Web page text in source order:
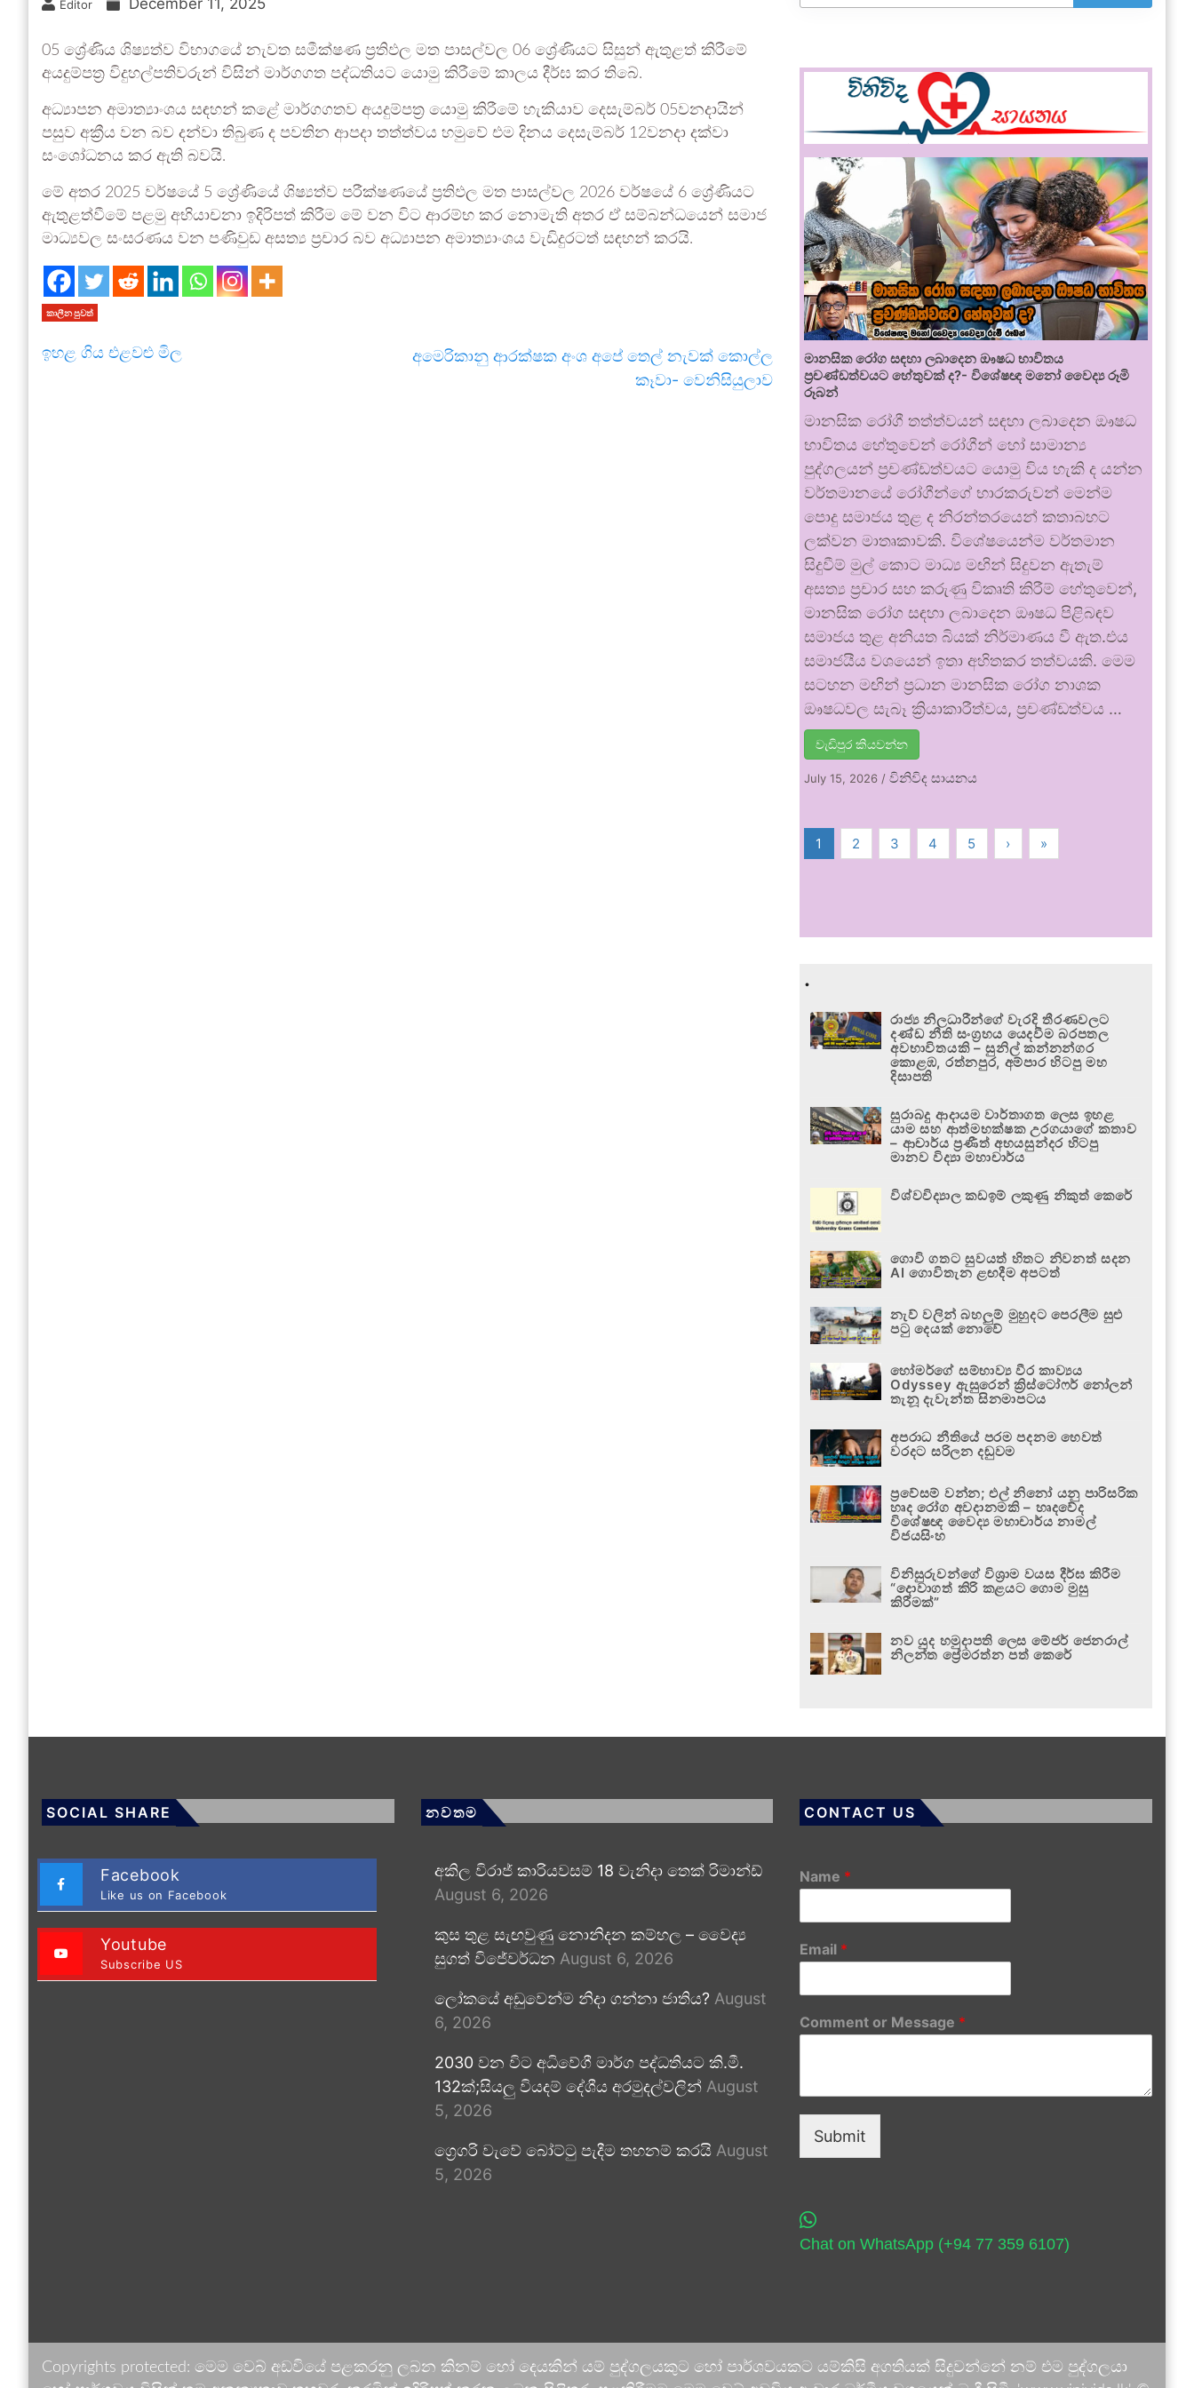
Editor December 11, 2025
05 ශ්‍රේණිය ශිෂ්‍යත්ව විභාගයේ නැවත සමීක්ෂණ ප්‍රතිඵල මත පාසල්වල 06 ශ්‍රේණියට සිසුන් ඇතුළත් කිරීමේ
අයදුම්පත්‍ර විදුහල්පතිවරුන් විසින් මාර්ගගත පද්ධතියට යොමු කිරීමේ කාලය දීර්ඝ කර තිබේ.
අධ්‍යාපන අමාත්‍යාංශය සඳහන් කළේ මාර්ගගතව අයදුම්පත්‍ර යොමු කිරීමේ හැකියාව දෙසැම්බර් 05වනදායින්
පසුව අක්‍රීය වන බව දන්වා තිබුණ ද පවතින ආපදා තත්ත්වය හමුවේ එම දිනය දෙසැම්බර් 12වනදා දක්වා
සංශෝධනය කර ඇති බවයි.
මේ අතර 2025 වර්ෂයේ 5 ශ්‍රේණියේ ශිෂ්‍යත්ව පරීක්ෂණයේ ප්‍රතිඵල මත පාසල්වල 2026 වර්ෂයේ 6 ශ්‍රේණියට
ඇතුළත්වීමේ පළමු අභියාචනා ඉදිරිපත් කිරීම මේ වන විට ආරම්භ කර නොමැති අතර ඒ සම්බන්ධයෙන් සමාජ
මාධ්‍යවල සංසරණය වන පණිවුඩ අසත්‍ය ප්‍රචාර බව අධ්‍යාපන අමාත්‍යාංශය වැඩිදුරටත් සඳහන් කරයි.
කාලීන පුවත්
ඉහළ ගිය එළවළු මිල
අමෙරිකානු ආරක්ෂක අංශ අපේ තෙල් නැවක් කොල්ල
කෑවා- වෙනිසියුලාව
මානසික රෝග සඳහා ලබාදෙන ඖෂධ භාවිතය
ප්‍රචණ්ඩත්වයට හේතුවක් ද?- විශේෂඥ මනෝ වෛද්‍ය රූමි
රූබන්
මානසික රෝගී තත්ත්වයන් සඳහා ලබාදෙන ඖෂධ
භාවිතය හේතුවෙන් රෝගීන් හෝ සාමාන්‍ය
පුද්ගලයන් ප්‍රචණ්ඩත්වයට යොමු විය හැකි ද යන්න
වර්තමානයේ රෝගීන්ගේ භාරකරුවන් මෙන්ම
පොදු සමාජය තුළ ද නිරන්තරයෙන් කතාබහට
ලක්වන මාතෘකාවකි. විශේෂයෙන්ම වර්තමාන
සිදුවීම් මුල් කොට මාධ්‍ය මඟින් සිදුවන ඇතැම්
අසත්‍ය ප්‍රචාර සහ කරුණු විකෘති කිරීම් හේතුවෙන්,
මානසික රෝග සඳහා ලබාදෙන ඖෂධ පිළිබඳව
සමාජය තුළ අනියත බියක් නිර්මාණය වී ඇත.එය
සමාජයීය වශයෙන් ඉතා අහිතකර තත්වයකි. මෙම
සටහන මඟින් ප්‍රධාන මානසික රෝග නාශක
ඖෂධවල සැබෑ ක්‍රියාකාරීත්වය, ප්‍රචණ්ඩත්වය …
වැඩිපුර කියවන්න
July 15, 2026 /විනිවිද සායනය
1 2 3 4 5 › »
.
රාජ්‍ය නිලධාරීන්ගේ වැරදි තීරණවලට
දණ්ඩ නීති සංග්‍රහය යෙදවීම බරපතල
අවභාවිතයකි – සුනිල් කන්නන්ගර
කොළඹ, රත්නපුර, අම්පාර හිටපු මහ
දිසාපති
සුරාබදු ආදායම වාර්තාගත ලෙස ඉහළ
යාම සහ ආත්මභක්ෂක උරගයාගේ කතාව
– ආචාර්ය ප්‍රණීත් අභයසුන්දර හිටපු
මානව විද්‍යා මහාචාර්ය
විශ්වවිද්‍යාල කඩඉම් ලකුණු නිකුත් කෙරේ
ගොවි ගතට සුවයත් හිතට නිවනත් සදන
AI ගොවිතැන ළඟදීම අපටත්
නැව් වලින් බහලුම් මුහුදට පෙරලීම සුළු
පටු දෙයක් නොවේ
හෝමර්ගේ සම්භාව්‍ය වීර කාව්‍යය
Odyssey ඇසුරෙන් ක්‍රිස්ටෝෆර් නෝලන්
තැනූ දැවැන්ත සිනමාපටය
අපරාධ නීතියේ පරම පදනම හෙවත්
වරදට සරිලන දඬුවම
ප්‍රවේසම් වන්න; එල් නිනෝ යනු පාරිසරික
හෘද රෝග අවදානමකි – හෘදවේද
විශේෂඥ වෛද්‍ය මහාචාර්ය නාමල්
විජයසිංහ
විනිසුරුවන්ගේ විශ්‍රාම වයස දීර්ඝ කිරීම
“දොවාගත් කිරි කළයට ගොම මුසු
කිරීමක්”
නව යුද හමුදාපති ලෙස මේජර් ජෙනරාල්
නිලන්ත ප්‍රේමරත්න පත් කෙරේ
SOCIAL SHARE
Facebook
Like us on Facebook
Youtube
Subscribe US
නවතම
අකිල විරාජ් කාරියවසම් 18 වැනිදා තෙක් රිමාන්ඩ්
August 6, 2026
කුස තුළ සැඟවුණු නොනිදන කම්හල – වෛද්‍ය
සුගත් විජේවර්ධන August 6, 2026
ලෝකයේ අඩුවෙන්ම නිදා ගන්නා ජාතිය? August
6, 2026
2030 වන විට අධිවේගී මාර්ග පද්ධතියට කි.මී.
132ක්;සියලු වියදම් දේශීය අරමුදල්වලින් August
5, 2026
ග්‍රෙගරි වැවේ බෝට්ටු පැදීම තහනම් කරයි August
5, 2026
CONTACT US
Name *
Email *
Comment or Message *
Submit
Chat on WhatsApp (+94 77 359 6107)
Copyrights protected: මෙම වෙබ් අඩවියේ පළකරනු ලබන කිනම් හෝ දෙයකින් යම් පුද්ගලයකුට හෝ පාර්ශවයකට යම්කිසි අගතියක් සිදුවන්නේ නම් එම පුද්ගලයා